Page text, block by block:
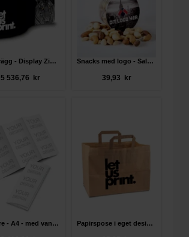
Mässvägg - Display Zipper Wave
5 536,76 kr
Snacks med logo - Saltet nøddemix
39,93 kr
Foldere - A4 - med vandlak Papirspose i eget design - BUDGET